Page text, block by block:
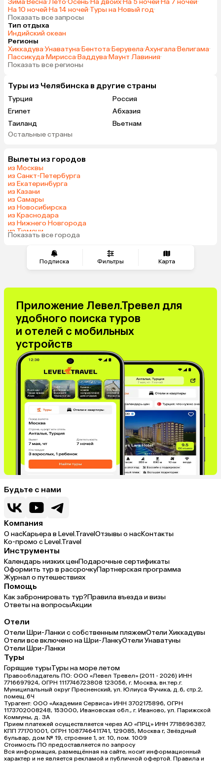
Подписка Фильтры Карта
На 10 ночей·На 14 ночей·Туры на Новый год·
Показать все запросы
Тип отдыха
Индийский океан
Регионы
Хиккадува·Унаватуна·Бентота·Берувела·Ахунгала·Велигама·
Пассикуда·Мирисса·Ваддува·Маунт Лавиния·
Показать все регионы
Туры из Челябинска в другие страны
Турция
Россия
Египет
Абхазия
Таиланд
Вьетнам
ОАЭ
Беларусь
Шри-Ланка
Азербайджан
Катар
Гонконг
Таджикистан
Остальные страны
Вылеты из городов
из Москвы
из Санкт-Петербурга
из Екатеринбурга
из Казани
из Самары
из Новосибирска
из Краснодара
из Нижнего Новгорода
из Тюмени
из Минеральных Вод
Показать все города
Приложение Левел.Тревел для
удобного поиска туров
и отелей с мобильных
устройств
Будьте с нами
Компания
О насКарьера в Level.TravelОтзывы о насКонтакты
Ко-промо с Level.Travel
Инструменты
Календарь низких ценПодарочные сертификаты
Оформить тур в рассрочкуПартнерская программа
Журнал о путешествиях
Помощь
Как забронировать тур?Правила въезда и визы
Ответы на вопросыАкции
Отели
Отели Шри-Ланки с собственным пляжемОтели Хиккадувы
Отели все включено на Шри-ЛанкуОтели Унаватуны
Отели Шри-Ланки
Туры
Горящие турыТуры на море летом
Правообладатель ПО: ООО «Левел Тревел» (2011 - 2026) ИНН
7716697924, ОГРН 1117746723808 123056, г. Москва, вн.тер.г.
Муниципальный округ Пресненский, ул. Юлиуса Фучика, д.6, стр.2,
помещ.6Ч
Турагент: ООО «Академия Сервиса» ИНН 3702175896, ОГРН
1173702008248, 153000, Ивановская обл., г. Иваново, ул. Парижской
Коммуны, д. ЗА
Прием платежей осуществляется через АО «ПРЦ» ИНН 7718696387,
КПП 771701001, ОГРН 1087746411741, 129085, Москва г, Звёздный
бульвар, дом № 19, строение 1, эт. 10, пом. 1009
Стоимость ПО предоставляется по запросу
Вся информация, размещённая на сайте, носит информационный
характер и не является рекламой и публичной офертой. Правила и